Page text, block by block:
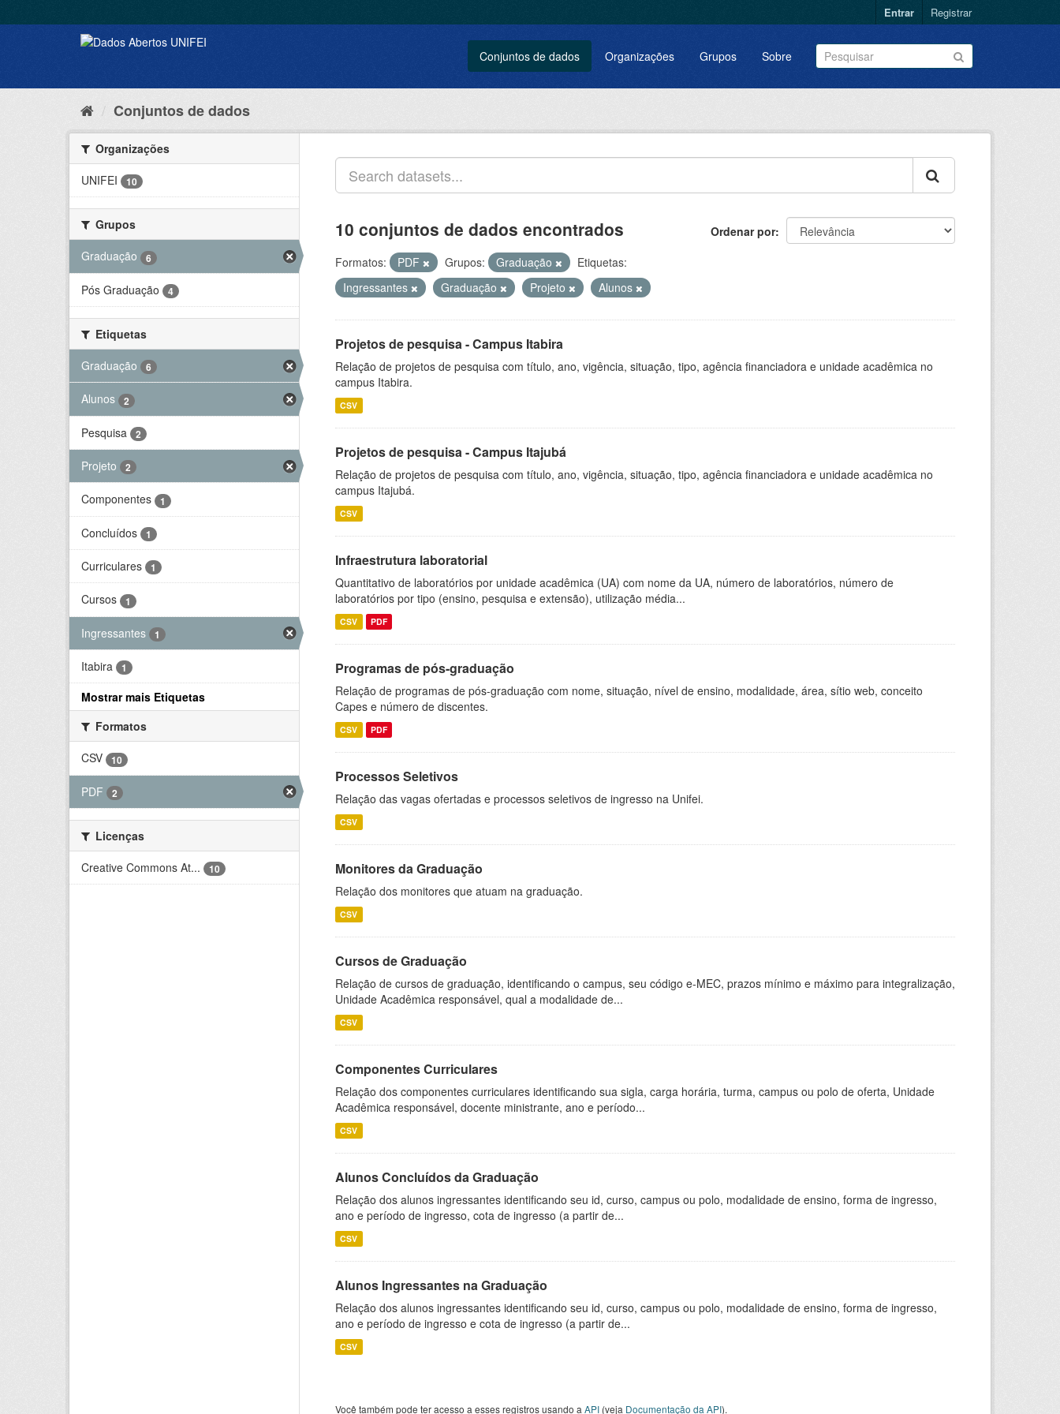
Entrar Registrar
Conjuntos de dados Organizações Grupos Sobre
Conjuntos de dados
Organizações
UNIFEI
10
Grupos
Graduação
6
Pós Graduação 4
Etiquetas
Graduação
6
Alunos 2
Pesquisa 2
Projeto 2
Componentes 1
Concluídos 1
Curriculares 1
Cursos 1
Ingressantes 1
Itabira 1
Mostrar mais Etiquetas
Formatos
CSV
10
PDF 2
Licenças
Creative Commons At...
10
Ordenar por
10 conjuntos de dados encontrados
Formatos: PDF Grupos: Graduação
Etiquetas:
Ingressantes
Graduação Projeto Alunos
Projetos de pesquisa - Campus Itabira
Relação de projetos de pesquisa com título, ano, vigência, situação, tipo, agência financiadora e unidade acadêmica no
campus Itabira.
CSV
Projetos de pesquisa - Campus Itajubá
Relação de projetos de pesquisa com título, ano, vigência, situação, tipo, agência financiadora e unidade acadêmica no
campus Itajubá.
CSV
Infraestrutura laboratorial
Quantitativo de laboratórios por unidade acadêmica (UA) com nome da UA, número de laboratórios, número de
laboratórios por tipo (ensino, pesquisa e extensão), utilização média...
CSV PDF
Programas de pós-graduação
Relação de programas de pós-graduação com nome, situação, nível de ensino, modalidade, área, sítio web, conceito
Capes e número de discentes.
CSV PDF
Processos Seletivos
Relação das vagas ofertadas e processos seletivos de ingresso na Unifei.
CSV
Monitores da Graduação
Relação dos monitores que atuam na graduação.
CSV
Cursos de Graduação
Relação de cursos de graduação, identificando o campus, seu código e-MEC, prazos mínimo e máximo para integralização,
Unidade Acadêmica responsável, qual a modalidade de...
CSV
Componentes Curriculares
Relação dos componentes curriculares identificando sua sigla, carga horária, turma, campus ou polo de oferta, Unidade
Acadêmica responsável, docente ministrante, ano e período...
CSV
Alunos Concluídos da Graduação
Relação dos alunos ingressantes identificando seu id, curso, campus ou polo, modalidade de ensino, forma de ingresso,
ano e período de ingresso, cota de ingresso (a partir de...
CSV
Alunos Ingressantes na Graduação
Relação dos alunos ingressantes identificando seu id, curso, campus ou polo, modalidade de ensino, forma de ingresso,
ano e período de ingresso e cota de ingresso (a partir de...
CSV
Você também pode ter acesso a esses registros usando a API (veja Documentação da API).